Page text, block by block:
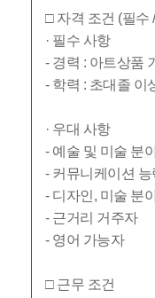
□ 자격 조건 (필수
· 필수 사항
- 경력 : 아트상품
- 학력 : 초대졸 이
· 우대 사항
- 예술 및 미술 분
- 커뮤니케이션 능
- 디자인, 미술 분
- 근거리 거주자
- 영어 가능자
□ 근무 조건